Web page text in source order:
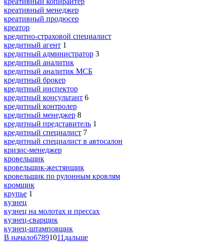
креативный менеджер
креативный продюсер
креатор
кредитно-страховой специалист
кредитный агент 1
кредитный администратор 3
кредитный аналитик
кредитный аналитик МСБ
кредитный брокер
кредитный инспектор
кредитный консультант 6
кредитный контролер
кредитный менеджер 8
кредитный представитель 1
кредитный специалист 7
кредитный специалист в автосалон
кризис-менеджер
кровельщик
кровельщик-жестянщик
кровельщик по рулонным кровлям
кромщик
крупье 1
кузнец
кузнец на молотах и прессах
кузнец-сварщик
кузнец-штамповщик
В начало67891011 дальше